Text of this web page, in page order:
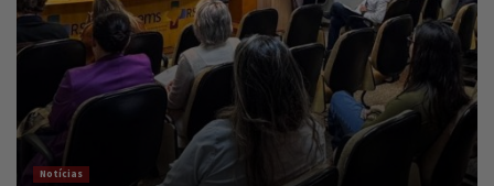
Notícias